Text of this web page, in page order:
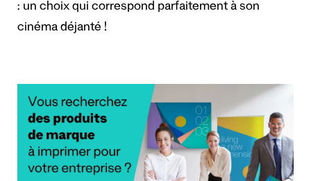
: un choix qui correspond parfaitement à son
cinéma déjanté !